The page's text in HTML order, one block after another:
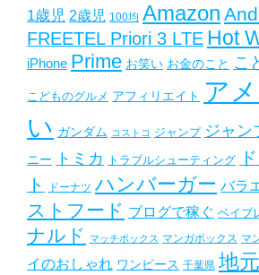
1歳児 2歳児 100均 Amazon
FREETEL Priori 3 LTE Hot
iPhone Prime お笑い お金のこと こ
こどものグルメ アフィリエイト
ア
い ガンダム コストコ ジャンプ ジャン
ニー
トミカ トラブルシューティング
ト
ドーナツ ハンバーガー バラ
ストフード ブログで稼ぐ ベイブ
ナルド マッチボックス マンガボックス マ
イのおしゃれ ワンピース 千葉県 地